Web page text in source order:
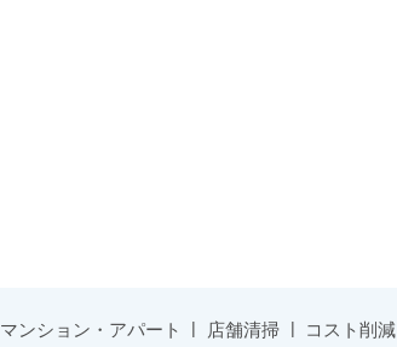
マンション・アパート 店舗清掃 コスト削減